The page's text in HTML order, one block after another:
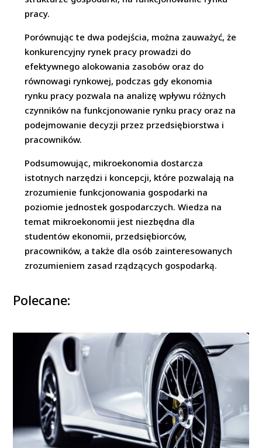
pracy.
Porównując te dwa podejścia, można zauważyć, że
konkurencyjny rynek pracy prowadzi do
efektywnego alokowania zasobów oraz do
równowagi rynkowej, podczas gdy ekonomia
rynku pracy pozwala na analizę wpływu różnych
czynników na funkcjonowanie rynku pracy oraz na
podejmowanie decyzji przez przedsiębiorstwa i
pracowników.
Podsumowując, mikroekonomia dostarcza
istotnych narzędzi i koncepcji, które pozwalają na
zrozumienie funkcjonowania gospodarki na
poziomie jednostek gospodarczych. Wiedza na
temat mikroekonomii jest niezbędna dla
studentów ekonomii, przedsiębiorców,
pracowników, a także dla osób zainteresowanych
zrozumieniem zasad rządzących gospodarką.
Polecane: